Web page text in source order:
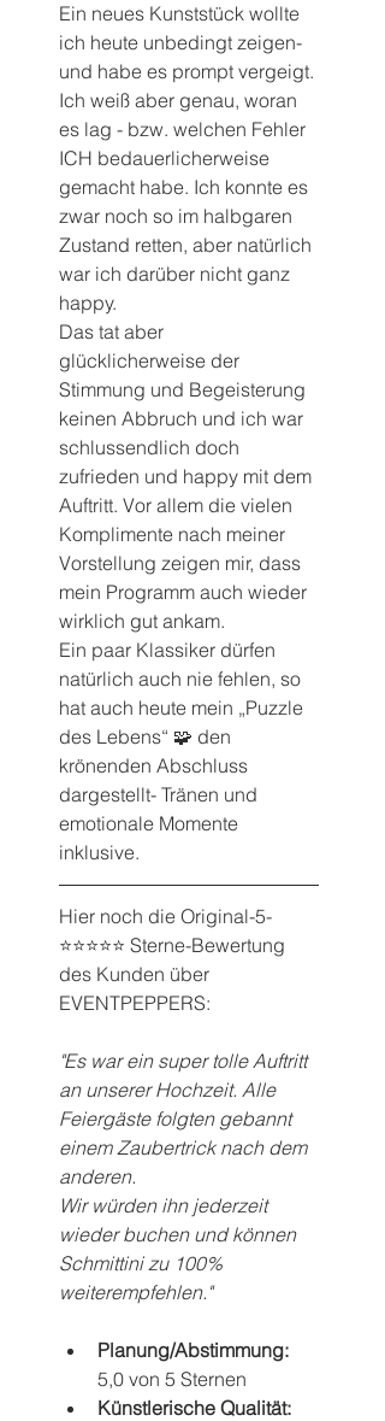
Ein neues Kunststück wollte
ich heute unbedingt zeigen-
und habe es prompt vergeigt.
Ich weiß aber genau, woran
es lag - bzw. welchen Fehler
ICH bedauerlicherweise
gemacht habe. Ich konnte es
zwar noch so im halbgaren
Zustand retten, aber natürlich
war ich darüber nicht ganz
happy.
Das tat aber
glücklicherweise der
Stimmung und Begeisterung
keinen Abbruch und ich war
schlussendlich doch
zufrieden und happy mit dem
Auftritt. Vor allem die vielen
Komplimente nach meiner
Vorstellung zeigen mir, dass
mein Programm auch wieder
wirklich gut ankam.
Ein paar Klassiker dürfen
natürlich auch nie fehlen, so
hat auch heute mein „Puzzle
des Lebens“ 🧩 den
krönenden Abschluss
dargestellt- Tränen und
emotionale Momente
inklusive.
Hier noch die Original-5-
⭐️⭐️⭐️⭐️⭐️ Sterne-Bewertung
des Kunden über
EVENTPEPPERS:
"Es war ein super tolle Auftritt
an unserer Hochzeit. Alle
Feiergäste folgten gebannt
einem Zaubertrick nach dem
anderen.
Wir würden ihn jederzeit
wieder buchen und können
Schmittini zu 100%
weiterempfehlen."
Planung/Abstimmung:
5,0 von 5 Sternen
Künstlerische Qualität: